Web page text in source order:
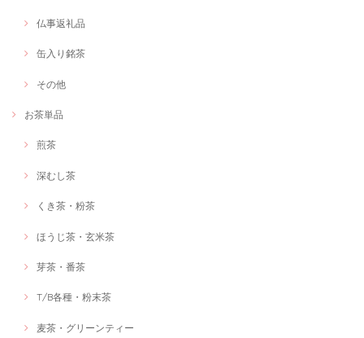
仏事返礼品
缶入り銘茶
その他
お茶単品
煎茶
深むし茶
くき茶・粉茶
ほうじ茶・玄米茶
芽茶・番茶
T/B各種・粉末茶
麦茶・グリーンティー